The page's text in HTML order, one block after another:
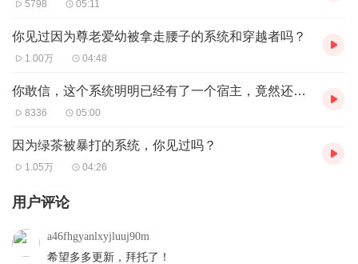
5798 05:11
你见过因为尊老爱幼被拿走腰子的系统和穿越者吗？
1.00万 04:48
你敢信，这个系统明明已经有了一个宿主，竟然还要去找两个
8336 05:00
因为绿茶被暴打的系统，你见过吗？
1.05万 04:26
用户评论
a46fhgyanlxyjluuj90m
希望多多更新，拜托了！